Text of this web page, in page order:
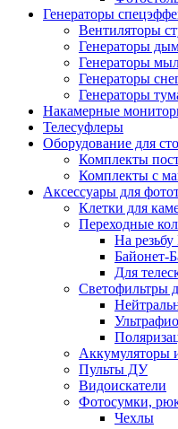
Генераторы
Вентиляторы
Генераторы
Генераторы
Генераторы
Генераторы
Накамерные
Телесуфлеры
Оборудование для
Комплекты
Комплекты с
Аксессуары для
Клетки для
Переходные
На
Байонет-
Для
Светофильтры
Аккумуляторы
Пульты ДУ
Видоискатели
Фотосумки,
Чехлы